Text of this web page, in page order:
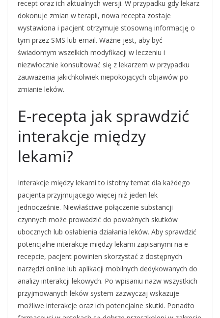
recept oraz ich aktualnych wersji. W przypadku gdy lekarz
dokonuje zmian w terapii, nowa recepta zostaje
wystawiona i pacjent otrzymuje stosowną informację o
tym przez SMS lub email. Ważne jest, aby być
świadomym wszelkich modyfikacji w leczeniu i
niezwłocznie konsultować się z lekarzem w przypadku
zauważenia jakichkolwiek niepokojących objawów po
zmianie leków.
E-recepta jak sprawdzić
interakcje między
lekami?
Interakcje między lekami to istotny temat dla każdego
pacjenta przyjmującego więcej niż jeden lek
jednocześnie. Niewłaściwe połączenie substancji
czynnych może prowadzić do poważnych skutków
ubocznych lub osłabienia działania leków. Aby sprawdzić
potencjalne interakcje między lekami zapisanymi na e-
recepcie, pacjent powinien skorzystać z dostępnych
narzędzi online lub aplikacji mobilnych dedykowanych do
analizy interakcji lekowych. Po wpisaniu nazw wszystkich
przyjmowanych leków system zazwyczaj wskazuje
możliwe interakcje oraz ich potencjalne skutki. Ponadto